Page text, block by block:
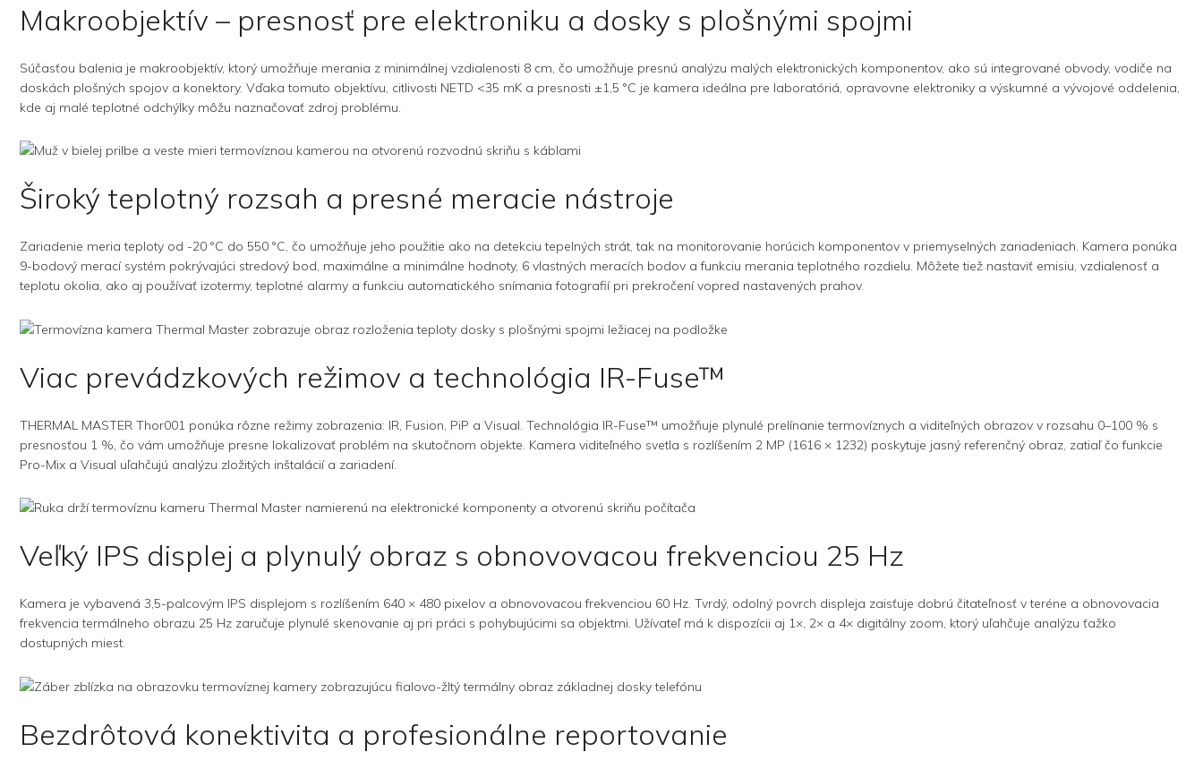
Makroobjektív – presnosť pre elektroniku a dosky s plošnými spojmi
Súčasťou balenia je makroobjektív, ktorý umožňuje merania z minimálnej vzdialenosti 8 cm, čo umožňuje presnú analýzu malých elektronických komponentov, ako sú integrované obvody, vodiče na
doskách plošných spojov a konektory. Vďaka tomuto objektívu, citlivosti NETD <35 mK a presnosti ±1,5 °C je kamera ideálna pre laboratóriá, opravovne elektroniky a výskumné a vývojové oddelenia,
kde aj malé teplotné odchýlky môžu naznačovať zdroj problému.
Široký teplotný rozsah a presné meracie nástroje
Zariadenie meria teploty od -20 °C do 550 °C, čo umožňuje jeho použitie ako na detekciu tepelných strát, tak na monitorovanie horúcich komponentov v priemyselných zariadeniach. Kamera ponúka
9-bodový merací systém pokrývajúci stredový bod, maximálne a minimálne hodnoty, 6 vlastných meracích bodov a funkciu merania teplotného rozdielu. Môžete tiež nastaviť emisiu, vzdialenosť a
teplotu okolia, ako aj používať izotermy, teplotné alarmy a funkciu automatického snímania fotografií pri prekročení vopred nastavených prahov.
Viac prevádzkových režimov a technológia IR-Fuse™
THERMAL MASTER Thor001 ponúka rôzne režimy zobrazenia: IR, Fusion, PiP a Visual. Technológia IR-Fuse™ umožňuje plynulé prelínanie termovíznych a viditeľných obrazov v rozsahu 0–100 % s
presnosťou 1 %, čo vám umožňuje presne lokalizovať problém na skutočnom objekte. Kamera viditeľného svetla s rozlíšením 2 MP (1616 × 1232) poskytuje jasný referenčný obraz, zatiaľ čo funkcie
Pro-Mix a Visual uľahčujú analýzu zložitých inštalácií a zariadení.
Veľký IPS displej a plynulý obraz s obnovovacou frekvenciou 25 Hz
Kamera je vybavená 3,5-palcovým IPS displejom s rozlíšením 640 × 480 pixelov a obnovovacou frekvenciou 60 Hz. Tvrdý, odolný povrch displeja zaisťuje dobrú čitateľnosť v teréne a obnovovacia
frekvencia termálneho obrazu 25 Hz zaručuje plynulé skenovanie aj pri práci s pohybujúcimi sa objektmi. Užívateľ má k dispozícii aj 1×, 2× a 4× digitálny zoom, ktorý uľahčuje analýzu ťažko
dostupných miest.
Bezdrôtová konektivita a profesionálne reportovanie